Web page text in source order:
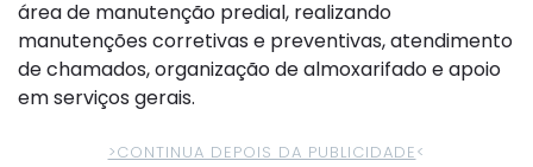
área de manutenção predial, realizando
manutenções corretivas e preventivas, atendimento
de chamados, organização de almoxarifado e apoio
em serviços gerais.
>CONTINUA DEPOIS DA PUBLICIDADE<